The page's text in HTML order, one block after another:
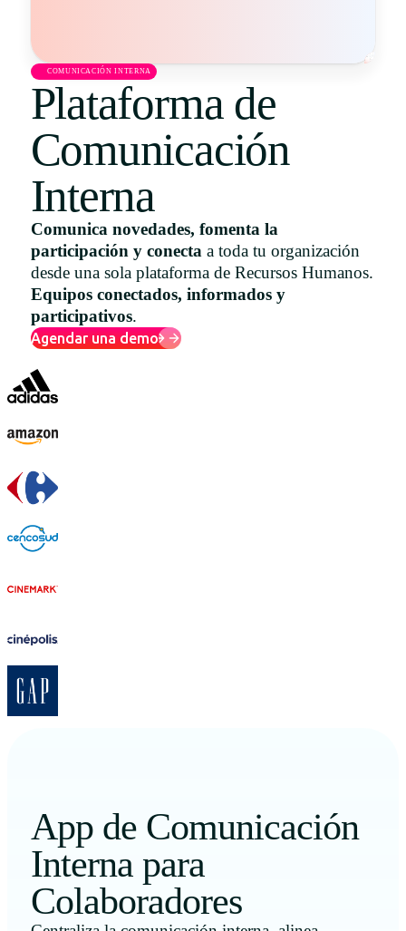
Español
Português
COMUNICACIÓN INTERNA
Plataforma de
Comunicación
Interna
Comunica novedades, fomenta la
participación y conecta a toda tu organización
desde una sola plataforma de Recursos Humanos.
Equipos conectados, informados y
participativos.
Agendar una demo
App de Comunicación
Interna para
Colaboradores